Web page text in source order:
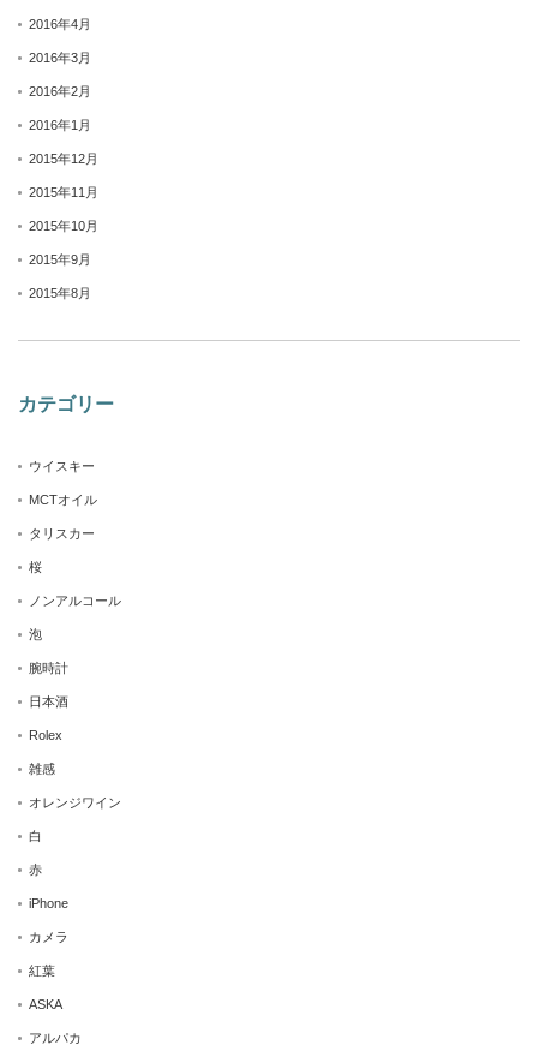
2016年4月
2016年3月
2016年2月
2016年1月
2015年12月
2015年11月
2015年10月
2015年9月
2015年8月
カテゴリー
ウイスキー
MCTオイル
タリスカー
桜
ノンアルコール
泡
腕時計
日本酒
Rolex
雑感
オレンジワイン
白
赤
iPhone
カメラ
紅葉
ASKA
アルパカ